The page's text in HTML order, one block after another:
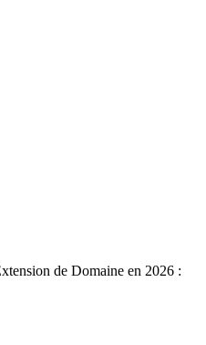
de Domaine en 2026 :